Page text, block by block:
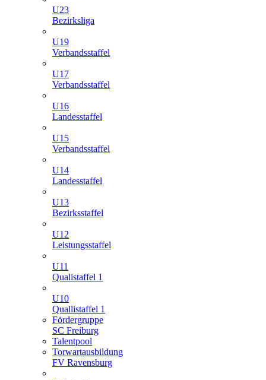
U23
Bezirksliga
U19
Verbandsstaffel
U17
Verbandsstaffel
U16
Landesstaffel
U15
Verbandsstaffel
U14
Landesstaffel
U13
Bezirksstaffel
U12
Leistungsstaffel
U11
Qualistaffel 1
U10
Quallistaffel 1
Fördergruppe
SC Freiburg
Talentpool
Torwartausbildung
FV Ravensburg